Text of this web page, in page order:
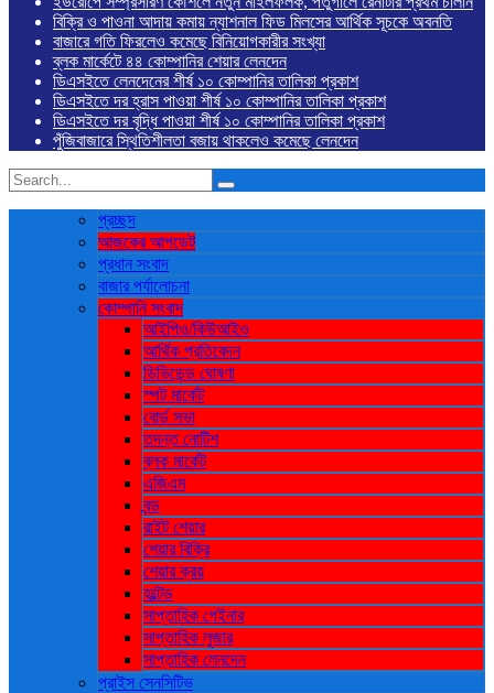
বিক্রি ও পাওনা আদায় কমায় ন্যাশনাল ফিড মিলসের আর্থিক সূচকে অবনতি
বাজারে গতি ফিরলেও কমেছে বিনিয়োগকারীর সংখ্যা
ব্লক মার্কেটে ৪৪ কোম্পানির শেয়ার লেনদেন
ডিএসইতে লেনদেনের শীর্ষ ১০ কোম্পানির তালিকা প্রকাশ
ডিএসইতে দর হ্রাস পাওয়া শীর্ষ ১০ কোম্পানির তালিকা প্রকাশ
ডিএসইতে দর বৃদ্ধি পাওয়া শীর্ষ ১০ কোম্পানির তালিকা প্রকাশ
পুঁজিবাজারে স্থিতিশীলতা বজায় থাকলেও কমেছে লেনদেন
প্রচ্ছদ
আজকের আপডেট
প্রধান সংবাদ
বাজার পর্যালোচনা
কোম্পানি সংবাদ
আইপিও/কিউআইও
আর্থিক প্রতিবেদন
ডিভিডেন্ড ঘোষণা
স্পট মার্কেট
বোর্ড সভা
তদন্ত নোটিশ
ব্লক মার্কেট
এজিএম
বন্ড
রাইট শেয়ার
শেয়ার বিক্রি
শেয়ার ক্রয়
হল্টেড
সাপ্তাহিক গেইনার
সাপ্তাহিক লুজার
সাপ্তাহিক লেনদেন
প্রাইস সেনসিটিভ